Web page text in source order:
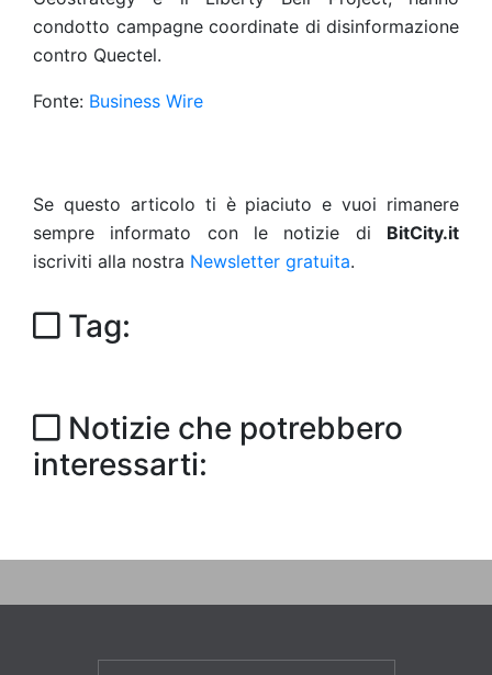
condotto campagne coordinate di disinformazione
contro Quectel.
Fonte: Business Wire
Se questo articolo ti è piaciuto e vuoi rimanere
sempre informato con le notizie di BitCity.it
iscriviti alla nostra Newsletter gratuita.
Tag:
Notizie che potrebbero
interessarti: